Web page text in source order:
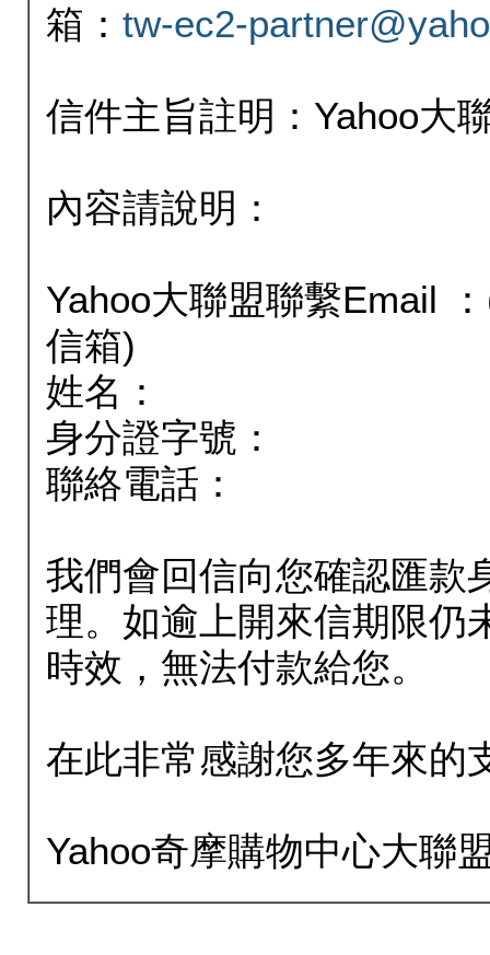
箱： tw-ec2-
信件主旨註明：Yahoo大
內容請說明：
Yahoo大聯盟聯繫Email
信箱)
姓名：
身分證字號：
聯絡電話：
我們會回信向您確認匯款
理。如逾上開來信期限仍
時效，無法付款給您。
在此非常感謝您多年來的
Yahoo奇摩購物中心大